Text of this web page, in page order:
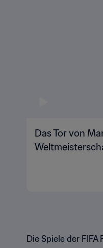
Das Tor von
Die Spiele der